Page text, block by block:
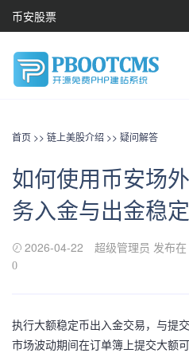
币安股票
首页 >> 链上美股介绍 >> 疑问解答
如何使用币安场
务入金与出金稳
2026-04-22 超级管理员 发布在
0
执行大额稳定币出入金交易，与提
市场波动期间在订单簿上提交大额